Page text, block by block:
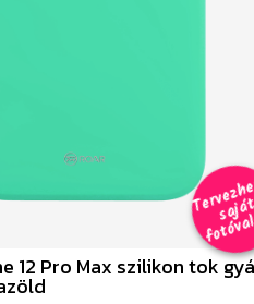
T
t
al
12 Pro Max szilikon tok